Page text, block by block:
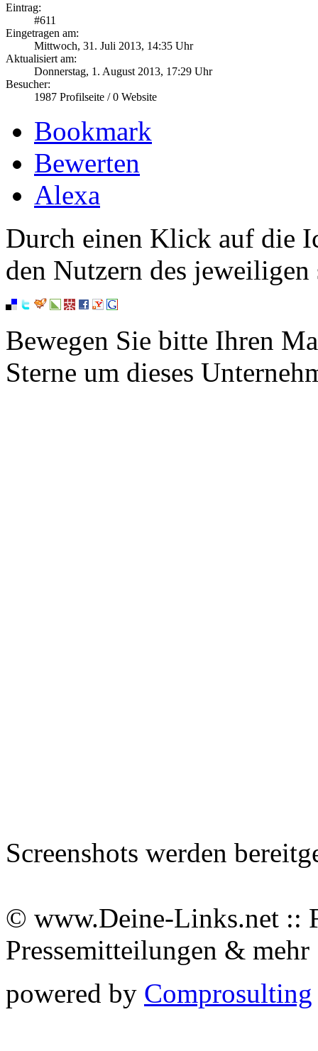
Eintrag:
#611
Eingetragen am:
Mittwoch, 31. Juli 2013, 14:35 Uhr
Aktualisiert am:
Donnerstag, 1. August 2013, 17:29 Uhr
Besucher:
1987 Profilseite /0 Website
Bookmark
Bewerten
Alexa
Durch einen Klick auf die
den Nutzern des
Bewegen Sie bitte Ihren
Sterne um dieses
Screenshots werden
© www.Deine-Links.net ::
Pressemitteilungen &
powered by Comprosulting